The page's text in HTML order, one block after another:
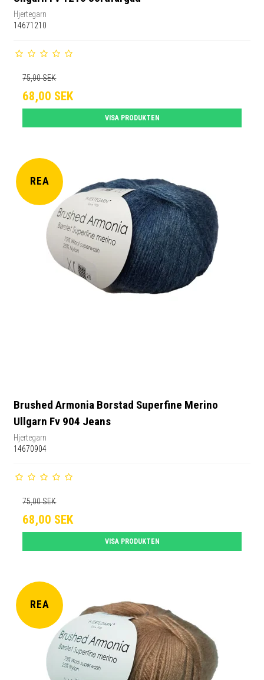
Hjertegarn
14671210
75,00 SEK
68,00 SEK
VISA PRODUKTEN
REA
Brushed Armonia Borstad Superfine Merino
Ullgarn Fv 904 Jeans
Hjertegarn
14670904
75,00 SEK
68,00 SEK
VISA PRODUKTEN
REA